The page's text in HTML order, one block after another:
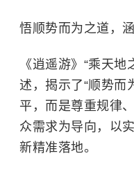
悟顺势而为之道，
《逍遥游》“乘天
述，揭示了“顺势
平，而是尊重规律
众需求为导向，以
新精准落地。